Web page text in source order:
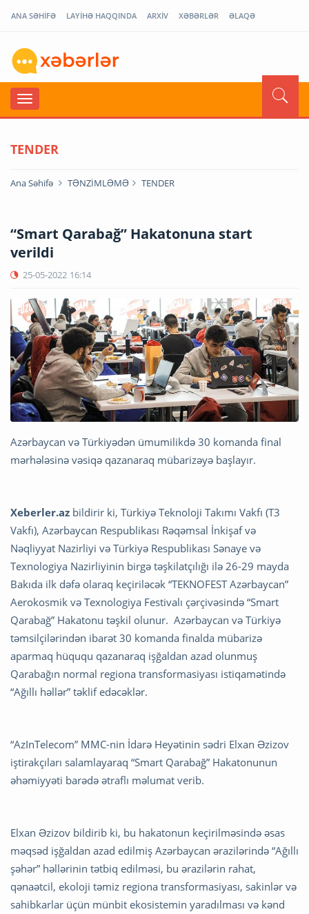
ANA SƏHİFƏ LAYİHƏ HAQQINDA ARXİV XƏBƏRLƏR ƏLAQƏ
TENDER
Ana Səhifə TƏNZİMLƏMƏ TENDER
“Smart Qarabağ” Hakatonuna start
verildi
25-05-2022 16:14
Azərbaycan və Türkiyədən ümumilikdə 30 komanda final
mərhələsinə vəsiqə qazanaraq mübarizəyə başlayır.
Xeberler.az bildirir ki, Türkiyə Teknoloji Takımı Vakfı (T3
Vakfı), Azərbaycan Respublikası Rəqəmsal İnkişaf və
Nəqliyyat Nazirliyi və Türkiyə Respublikası Sənaye və
Texnologiya Nazirliyinin birgə təşkilatçılığı ilə 26-29 mayda
Bakıda ilk dəfə olaraq keçiriləcək “TEKNOFEST Azərbaycan”
Aerokosmik və Texnologiya Festivalı çərçivəsində “Smart
Qarabağ” Hakatonu təşkil olunur. Azərbaycan və Türkiyə
təmsilçilərindən ibarət 30 komanda finalda mübarizə
aparmaq hüququ qazanaraq işğaldan azad olunmuş
Qarabağın normal regiona transformasiyası istiqamətində
“Ağıllı həllər” təklif edəcəklər.
“AzInTelecom” MMC-nin İdarə Heyətinin sədri Elxan Əzizov
iştirakçıları salamlayaraq “Smart Qarabağ” Hakatonunun
əhəmiyyəti barədə ətraflı məlumat verib.
Elxan Əzizov bildirib ki, bu hakatonun keçirilməsində əsas
məqsəd işğaldan azad edilmiş Azərbaycan ərazilərində “Ağıllı
şəhər” həllərinin tətbiq edilməsi, bu ərazilərin rahat,
qənaətcil, ekoloji təmiz regiona transformasiyası, sakinlər və
sahibkarlar üçün münbit ekosistemin yaradılması və kənd